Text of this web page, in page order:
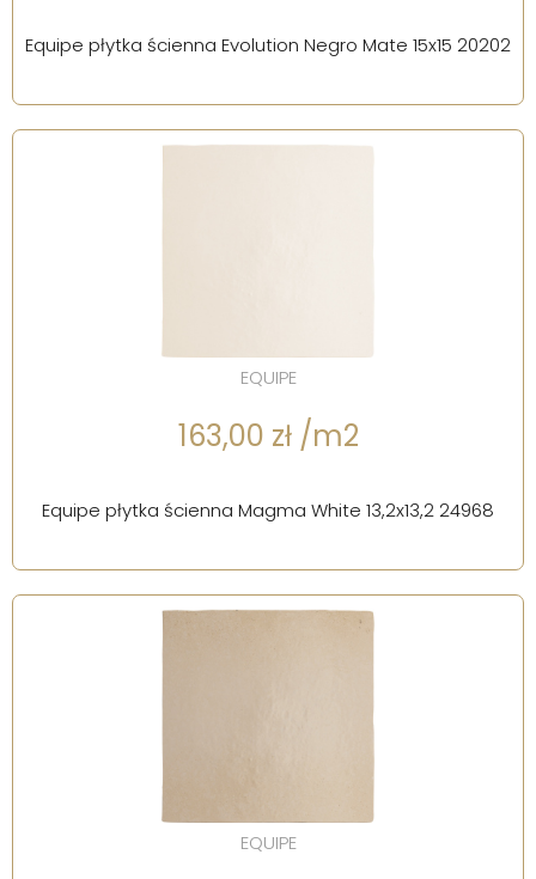
Equipe płytka ścienna Evolution Negro Mate 15x15 20202
EQUIPE
163,00 zł /m2
Equipe płytka ścienna Magma White 13,2x13,2 24968
EQUIPE